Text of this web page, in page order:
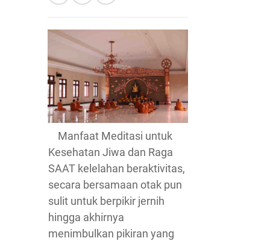
Manfaat Meditasi untuk
Kesehatan Jiwa dan Raga
SAAT kelelahan beraktivitas,
secara bersamaan otak pun
sulit untuk berpikir jernih
hingga akhirnya
menimbulkan pikiran yang